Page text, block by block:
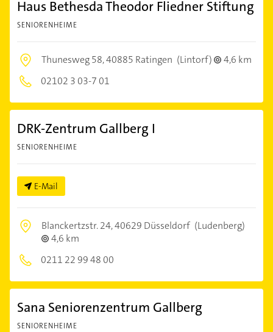
Haus Bethesda Theodor Fliedner Stiftung
SENIORENHEIME
Thunesweg 58,40885 Ratingen (Lintorf)
4,6 km
02102 3 03-7 01
DRK-Zentrum Gallberg I
SENIORENHEIME
E-Mail
Blanckertzstr. 24,40629 Düsseldorf (Ludenberg)
4,6 km
0211 22 99 48 00
Sana Seniorenzentrum Gallberg
SENIORENHEIME